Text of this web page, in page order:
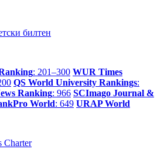
билтен
: 201–300 WUR Times
QS World University Rankings:
Ranking: 966 SCImago Journal &
World: 649 URAP World
Charter